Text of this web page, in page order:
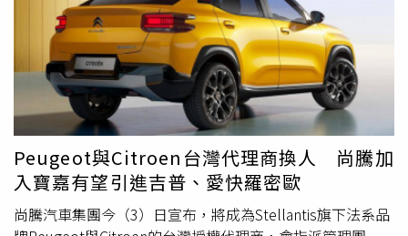
利率或首年低月付8,888元，並提供電動車高壓電池享八年
16萬公里原廠保固。（圖／台灣森那美起亞提供）為了成為
全台頭家最有力的後盾，本月入主Kia商用車卡旺，即可享
有0元升級電子後視鏡，再加碼推出四年12萬公里全車原廠
保固，再享高額0利率(註5)。Kia總代理台灣森那美起亞誠摯
敬邀所有喜愛Kia的車迷們，即刻親臨全台Kia展示中心鑑賞
體驗，與Kia一同攜手邁向永續移動新生活，開啟與眾不同
的駕駛新視野。註1：係指依據2025年3月監理所公布之新
車領牌數據為準。非豪華純進口品牌係指以下品牌：Kia,
Mazda, VW,Suzuki, Skoda, Subaru, Peugeot, Citroen。註
3/5(三)～3/16(日)活動時間：週一~週四及週日
11:00~21:30、週五~週六11:00~22:00活動地點：三創生活
園區 1F 十二立方 (台北市中正區市民大道三段2號)20周年
經典回顧：https://www.taiwansuzuki.com.tw/research-
崇拜車款。●台灣市場各級距新車款推出：2024年
台鈴工業針對各級距市場推出符合各式熱銷車款；國產速克
達部分，SUI 125於3月推出熱情奔放的「蜜柚黃」、11月
則帶來活潑明亮Two-Tone雙色調設計的「泰奶紅」、「抹
茶綠」；Saluto125於11月同步推出三款全新車色，延續經
典美學的「蒙地拿紅」、「維蘇威黑」、「卡拉拉白」；並
將國產速克達全系列，全面換裝全新 ECU（電子控制單
元），進一步優化引擎的燃燒效率和動力輸出，提供更優異
的油耗表現。進口大型重機則於3月份引進全新世代800家
族-運動跑車-GSX-8R，以及多功能冒險車-V-STROM 800，
Peugeot與Citroen台灣代理商換人 尚騰加
入寶嘉有望引進吉普、愛快羅密歐
尚騰汽車集團今（3）日宣布，將成為Stellantis旗下法系品